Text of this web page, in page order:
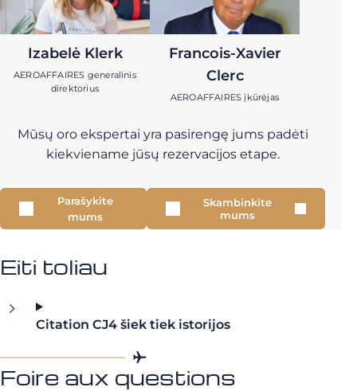
Izabelė Klerk
AEROAFFAIRES generalinis
direktorius
Francois-Xavier
Clerc
AEROAFFAIRES įkūrėjas
Mūsų oro ekspertai yra pasirengę jums padėti
kiekviename jūsų rezervacijos etape.
Parašykite
mums
Skambinkite
mums
Eiti toliau
Citation CJ4 šiek tiek istorijos
Foire aux questions